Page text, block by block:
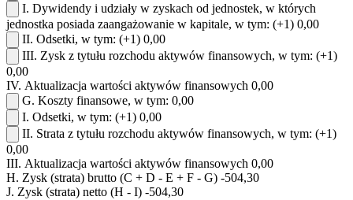
I. Dywidendy i udziały w zyskach od jednostek, w których
jednostka posiada zaangażowanie w kapitale, w tym: (+1) 0,00
II. Odsetki, w tym: (+1) 0,00
III. Zysk z tytułu rozchodu aktywów finansowych, w tym: (+1)
0,00
IV. Aktualizacja wartości aktywów finansowych 0,00
G. Koszty finansowe, w tym: 0,00
I. Odsetki, w tym: (+1) 0,00
II. Strata z tytułu rozchodu aktywów finansowych, w tym: (+1)
0,00
III. Aktualizacja wartości aktywów finansowych 0,00
H. Zysk (strata) brutto (C + D - E + F - G) -504,30
J. Zysk (strata) netto (H - I) -504,30